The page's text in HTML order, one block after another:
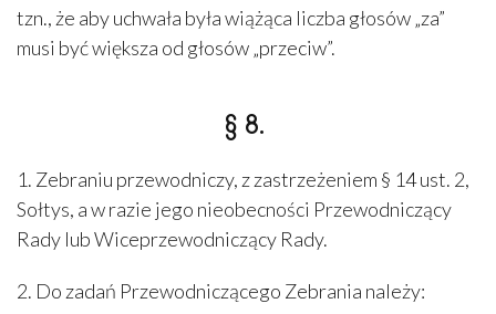
tzn., że aby uchwała była wiążąca liczba głosów „za”
musi być większa od głosów „przeciw”.
§ 8.
1. Zebraniu przewodniczy, z zastrzeżeniem § 14 ust. 2,
Sołtys, a w razie jego nieobecności Przewodniczący
Rady lub Wiceprzewodniczący Rady.
2. Do zadań Przewodniczącego Zebrania należy: